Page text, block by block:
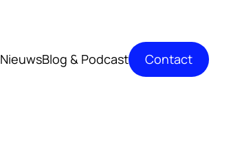
NieuwsBlog & Podcast Contact